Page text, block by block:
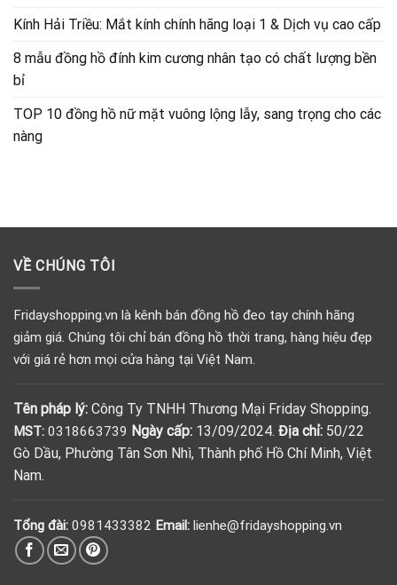
Kính Hải Triều: Mắt kính chính hãng loại 1 & Dịch vụ cao cấp
8 mẫu đồng hồ đính kim cương nhân tạo có chất lượng bền
bỉ
TOP 10 đồng hồ nữ mặt vuông lộng lẫy, sang trọng cho các
nàng
VỀ CHÚNG TÔI
Fridayshopping.vn là kênh bán đồng hồ đeo tay chính hãng
giảm giá. Chúng tôi chỉ bán đồng hồ thời trang, hàng hiệu đẹp
với giá rẻ hơn mọi cửa hàng tại Việt Nam.
Tên pháp lý: Công Ty TNHH Thương Mại Friday Shopping.
MST: 0318663739 Ngày cấp: 13/09/2024. Địa chỉ: 50/22
Gò Dầu, Phường Tân Sơn Nhì, Thành phố Hồ Chí Minh, Việt
Nam.
Tổng đài: 0981433382 Email: lienhe@fridayshopping.vn